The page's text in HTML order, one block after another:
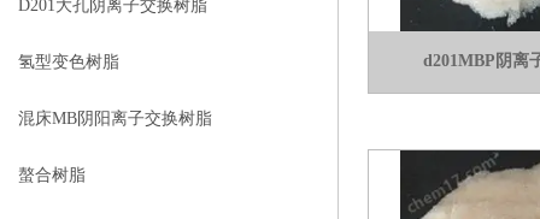
D201大孔阴离子交换树脂
氢型变色树脂
混床MB阴阳离子交换树脂
螯合树脂
d201MBP阴离